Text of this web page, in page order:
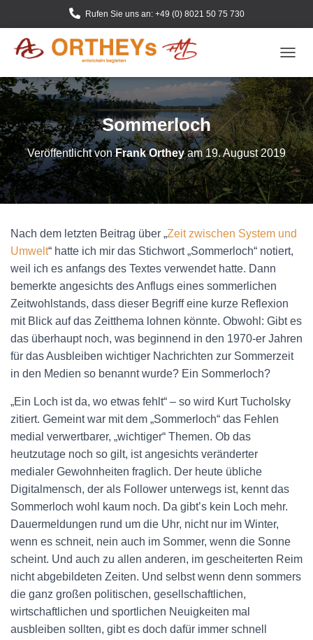
Rufen Sie uns an: +49 (0) 8021 50 75 730
A
V
I
G
A
T
O
N
U
C
H
E
Sommerloch
Veröffentlicht vonFrank Ortheyam19. August 2019
Nach dem letzten Beitrag über „Zeit zwischen System und
Umwelt“ hatte ich mir das Stichwort „Sommerloch“ notiert,
weil ich es anfangs des Textes verwendet hatte. Dann
bemerkte angesichts des Anflugs eines sommerlichen
Zeitwohlstands, dass dieser Begriff eine kurze Reflexion
mit Blick auf das Zeitthema lohnen könnte. Obwohl: Gibt es
das überhaupt noch, was beginnend in den 1970-er Jahren
für das Ausbleiben wichtiger Nachrichten zur Sommerzeit
in den Medien so benannt wurde? Ein Sommerloch?
„Ein Loch ist da, wo etwas fehlt“ – so wird Kurt Tucholsky
zitiert. Gemeint war mit dem „Sommerloch“ das Fehlen
medial verwertbarer, „wichtiger“ Themen. Ob das
heutzutage noch so gilt, ist angesichts veränderter
medialer Gewohnheiten fraglich. Der heute übliche
Digitalmensch, der als Follower unterwegs ist, kennt das
Sommerloch wohl kaum noch. Da gibt’s kein Loch mehr.
Dauermeldungen rund um die Uhr, nicht nur im Winter,
wenn es schneit, nein auch im Sommer, wenn die Sonne
scheint. Und auch zu allen anderen, im gescheiterten Reim
nicht abgebildeten Zeiten. Und selbst wenn denn sommers
die ganz großen politischen, gesellschaftlichen,
wirtschaftlichen und sportlichen Neuigkeiten mal
ausbleiben sollten, gibt es doch dafür immer schnell